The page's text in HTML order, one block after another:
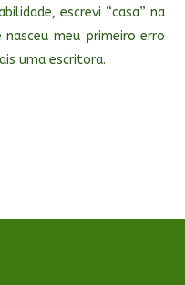
escrevi “casa” na
nasceu meu primeiro erro
uma escritora.